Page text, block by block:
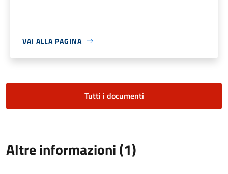
VAI ALLA PAGINA
Tutti i documenti
Altre informazioni (1)